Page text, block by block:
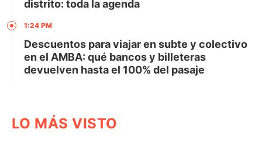
distrito: toda la agenda
1:24 PM
Descuentos para viajar en subte y colectivo
en el AMBA: qué bancos y billeteras
devuelven hasta el 100% del pasaje
LO MÁS VISTO